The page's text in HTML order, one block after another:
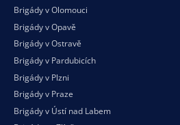
Brigády v Olomouci
Brigády v Opavě
Brigády v Ostravě
Brigády v Pardubicích
Brigády v Plzni
Brigády v Praze
Brigády v Ústí nad Labem